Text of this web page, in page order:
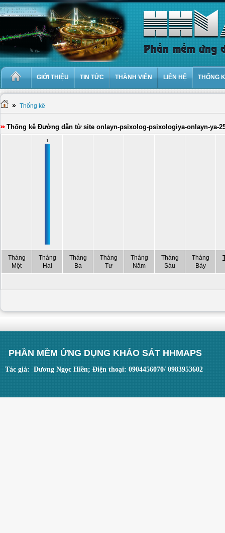
GIỚI THIỆU TIN TỨC THÀNH VIÊN LIÊN HỆ THỐNG
» Thống kê
Thống kê Đường dẫn từ site onlayn-psixolog-psixologiya-onlayn-ya-
1
Tháng
Một
Tháng
Hai
Tháng
Ba
Tháng
Tư
Tháng
Năm
Tháng
Sáu
Tháng
Bảy
PHẦN MỀM ỨNG DỤNG KHẢO SÁT HHMAPS
Tác giả: Dương Ngọc Hiền; Điện thoại: 0904456070/ 0983953602